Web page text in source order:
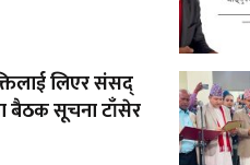
लिएर संसद्
बैठक सूचना टाँसेर